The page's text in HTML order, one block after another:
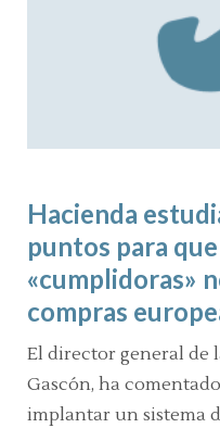
Hacienda
puntos para
«cumplidoras»
compras
El director general de
Gascón, ha
implantar un sistema